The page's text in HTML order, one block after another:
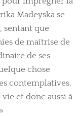
Madeyska se
sentant que
de maîtrise de
de ses
chose
contemplatives.
et donc aussi à